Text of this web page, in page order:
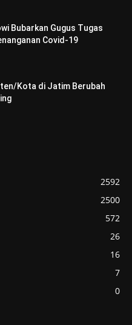
Bubarkan Gugus Tugas
Covid-19
Kota di Jatim Berubah
2592
2500
572
26
16
7
0